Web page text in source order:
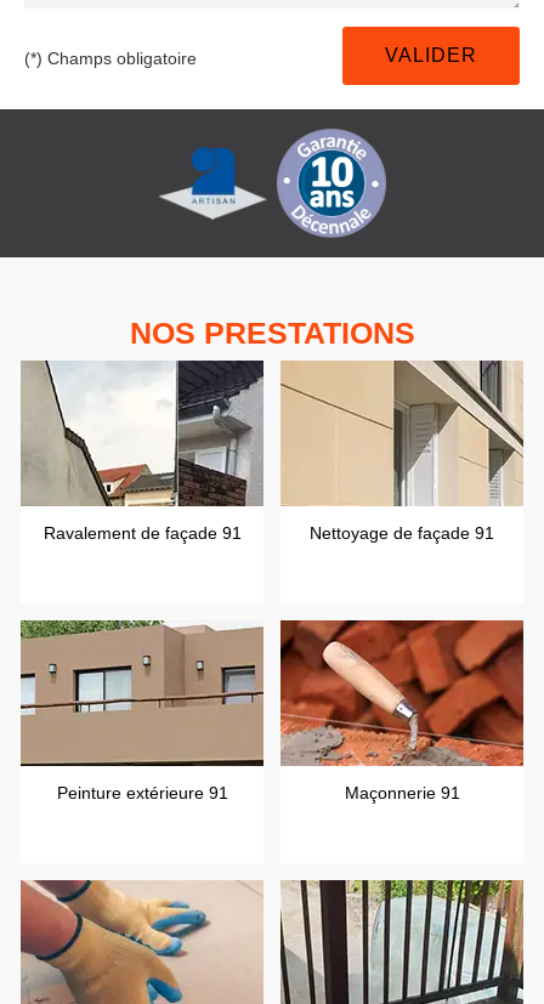
(*) Champs obligatoire
NOS PRESTATIONS
Ravalement de façade 91 Nettoyage de façade 91
Peinture extérieure 91 Maçonnerie 91